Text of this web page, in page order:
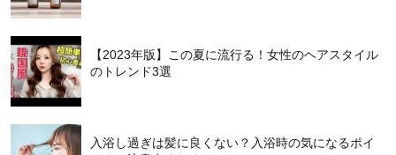
【2023年版】この夏に流行る！女性のヘアスタイル
のトレンド3選
入浴し過ぎは髪に良くない？入浴時の気になるポイ